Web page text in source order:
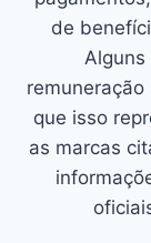
de
Alguns
remuneração
que isso
as marcas